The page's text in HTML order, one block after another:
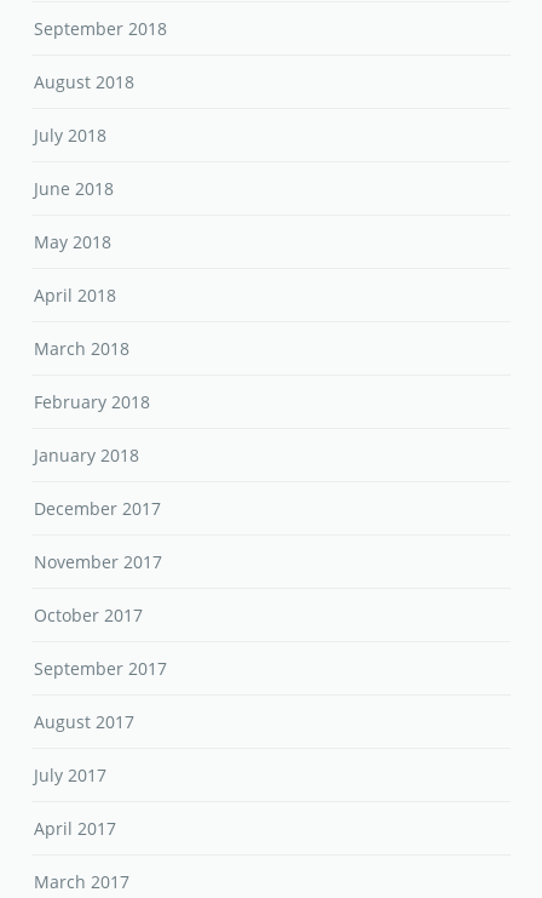
September 2018
August 2018
July 2018
June 2018
May 2018
April 2018
March 2018
February 2018
January 2018
December 2017
November 2017
October 2017
September 2017
August 2017
July 2017
April 2017
March 2017